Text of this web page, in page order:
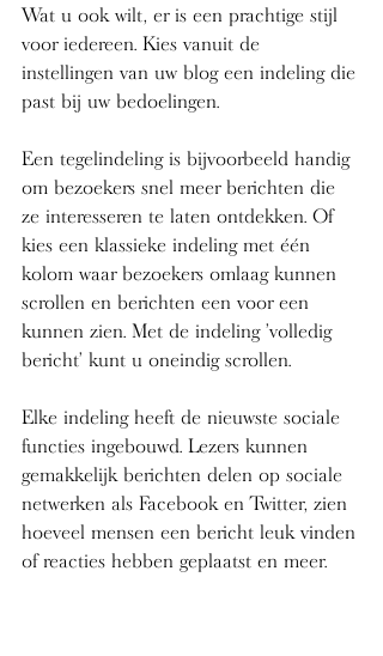
Wat u ook wilt, er is een prachtige stijl
voor iedereen. Kies vanuit de
instellingen van uw blog een indeling die
past bij uw bedoelingen.
Een tegelindeling is bijvoorbeeld handig
om bezoekers snel meer berichten die
ze interesseren te laten ontdekken. Of
kies een klassieke indeling met één
kolom waar bezoekers omlaag kunnen
scrollen en berichten een voor een
kunnen zien. Met de indeling 'volledig
bericht' kunt u oneindig scrollen.
Elke indeling heeft de nieuwste sociale
functies ingebouwd. Lezers kunnen
gemakkelijk berichten delen op sociale
netwerken als Facebook en Twitter, zien
hoeveel mensen een bericht leuk vinden
of reacties hebben geplaatst en meer.